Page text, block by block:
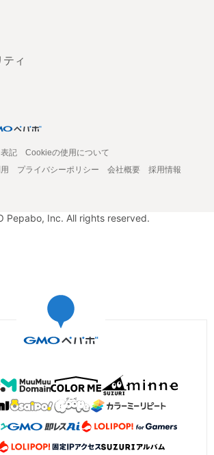
ィ
記
Cookieの使用について
プライバシーポリシー 会社概要
採用情報
Pepabo, Inc. All rights reserved.